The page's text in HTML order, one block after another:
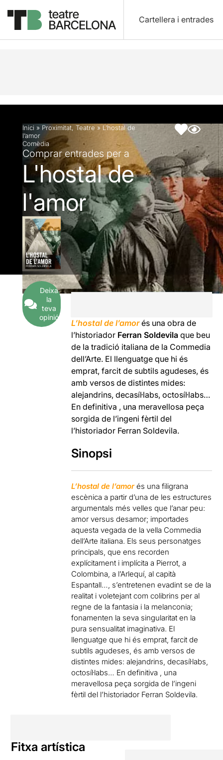
Cartellera i entrades
Descripció Fitxa artística
Inici » Proximitat, Teatre » L’hostal de
l’amor
Comèdia
Comprar entrades per a
L'hostal de
l'amor
Deixa
la
teva
opinió
L’hostal de l’amorés una obra de
l’historiador Ferran Soldevila que beu
de la tradició italiana de la Commedia
dell’Arte. El llenguatge que hi és
emprat, farcit de subtils agudeses, és
amb versos de distintes mides:
alejandrins, decasíl·labs, octosíl·labs…
En definitiva , una meravellosa peça
sorgida de l’ingeni fèrtil del
l’historiador Ferran Soldevila.
Sinopsi
L’hostal de l’amor és una filigrana
escènica a partir d’una de les estructures
argumentals més velles que l’anar peu:
amor versus desamor; importades
aquesta vegada de la vella Commedia
dell’Arte italiana. Els seus personatges
principals, que ens recorden
explícitament i implícita a Pierrot, a
Colombina, a l’Arlequí, al capità
Espantall…, s’entretenen evadint se de la
realitat i voletejant com colibrins per al
regne de la fantasia i la melanconia;
fonamenten la seva singularitat en la
pura sensualitat imaginativa. El
llenguatge que hi és emprat, farcit de
subtils agudeses, és amb versos de
distintes mides: alejandrins, decasíl·labs,
octosíl·labs… En definitiva , una
meravellosa peça sorgida de l’ingeni
fèrtil del l’historiador Ferran Soldevila.
Fitxa artística